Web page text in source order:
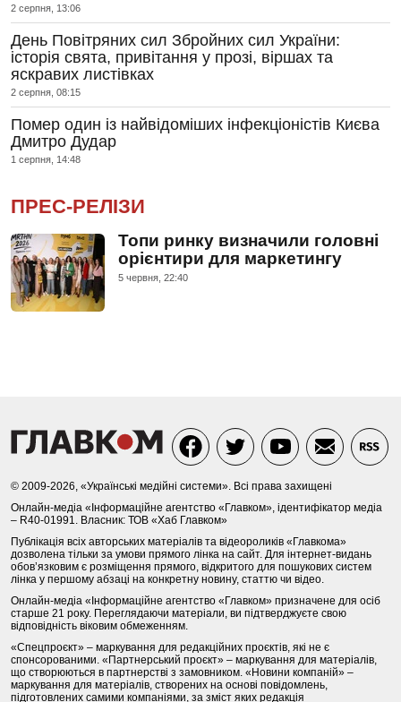
2 серпня, 13:06
День Повітряних сил Збройних сил України:
історія свята, привітання у прозі, віршах та
яскравих листівках
2 серпня, 08:15
Помер один із найвідоміших інфекціоністів Києва
Дмитро Дудар
1 серпня, 14:48
ПРЕС-РЕЛІЗИ
Топи ринку визначили головні
орієнтири для маркетингу
5 червня, 22:40
© 2009-2026, «Українські медійні системи». Всі права захищені
Онлайн-медіа «Інформаційне агентство «Главком», ідентифікатор медіа
– R40-01991. Власник: ТОВ «Хаб Главком»
Публікація всіх авторських матеріалів та відеороликів «Главкома»
дозволена тільки за умови прямого лінка на сайт. Для інтернет-видань
обов’язковим є розміщення прямого, відкритого для пошукових систем
лінка у першому абзаці на конкретну новину, статтю чи відео.
Онлайн-медіа «Інформаційне агентство «Главком» призначене для осіб
старше 21 року. Переглядаючи матеріали, ви підтверджуєте свою
відповідність віковим обмеженням.
«Спецпроєкт» – маркування для редакційних проєктів, які не є
спонсорованими. «Партнерський проєкт» – маркування для матеріалів,
що створюються в партнерстві з замовником. «Новини компаній» –
маркування для матеріалів, створених на основі повідомлень,
підготовлених самими компаніями, за зміст яких редакція